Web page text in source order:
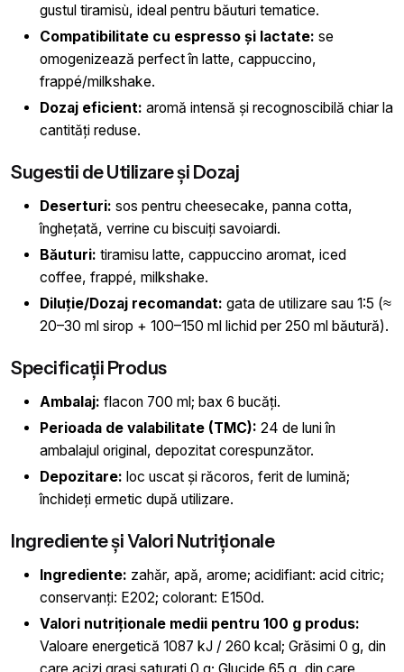
gustul tiramisù, ideal pentru băuturi tematice.
Compatibilitate cu espresso și lactate: se
omogenizează perfect în latte, cappuccino,
frappé/milkshake.
Dozaj eficient: aromă intensă și recognoscibilă chiar la
cantități reduse.
Sugestii de Utilizare și Dozaj
Deserturi: sos pentru cheesecake, panna cotta,
înghețată, verrine cu biscuiți savoiardi.
Băuturi: tiramisu latte, cappuccino aromat, iced
coffee, frappé, milkshake.
Diluție/Dozaj recomandat: gata de utilizare sau 1:5 (≈
20–30 ml sirop + 100–150 ml lichid per 250 ml băutură).
Specificații Produs
Ambalaj: flacon 700 ml; bax 6 bucăți.
Perioada de valabilitate (TMC): 24 de luni în
ambalajul original, depozitat corespunzător.
Depozitare: loc uscat și răcoros, ferit de lumină;
închideți ermetic după utilizare.
Ingrediente și Valori Nutriționale
Ingrediente: zahăr, apă, arome; acidifiant: acid citric;
conservanți: E202; colorant: E150d.
Valori nutriționale medii pentru 100 g produs:
Valoare energetică 1087 kJ / 260 kcal; Grăsimi 0 g, din